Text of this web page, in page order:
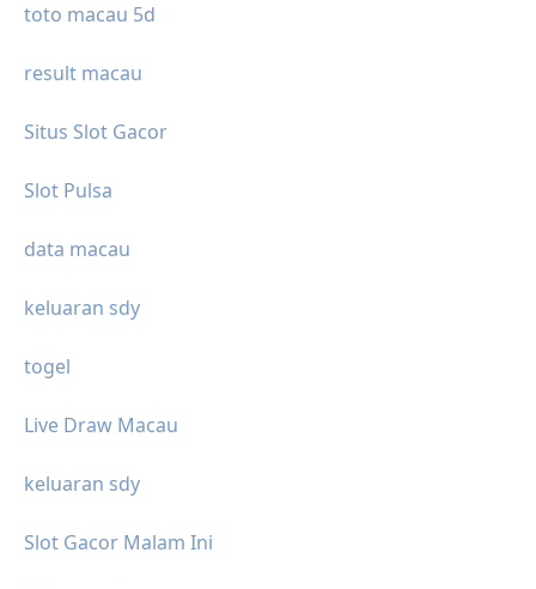
toto macau 5d
result macau
Situs Slot Gacor
Slot Pulsa
data macau
keluaran sdy
togel
Live Draw Macau
keluaran sdy
Slot Gacor Malam Ini